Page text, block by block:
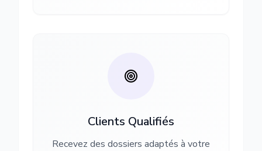
Clients Qualifiés
Recevez des dossiers adaptés à votre